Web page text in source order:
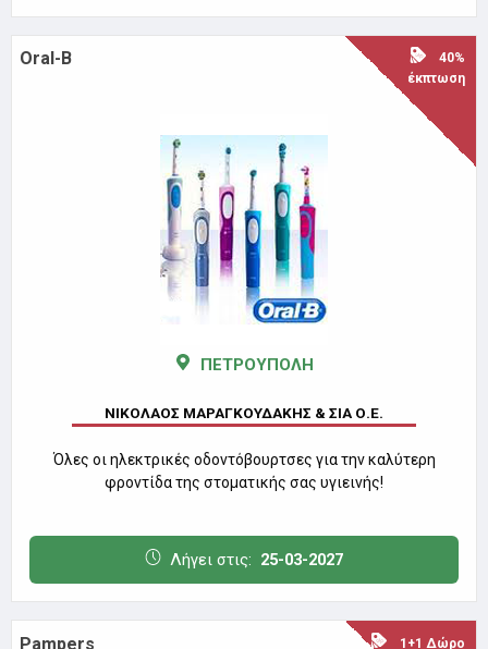
Oral-B
40%
έκπτωση
ΠΕΤΡΟΥΠΟΛΗ
ΝΙΚΟΛΑΟΣ ΜΑΡΑΓΚΟΥΔΑΚΗΣ & ΣΙΑ Ο.Ε.
Όλες οι ηλεκτρικές οδοντόβουρτσες για την καλύτερη
φροντίδα της στοματικής σας υγιεινής!
Λήγει στις: 25-03-2027
Pampers 1+1 Δώρο